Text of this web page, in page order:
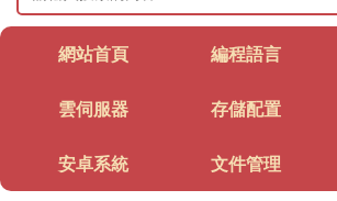
網站首頁 編程語言
雲伺服器 存儲配置
安卓系統 文件管理